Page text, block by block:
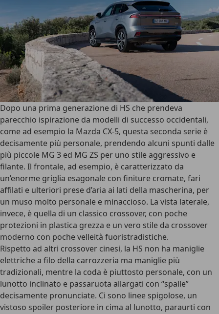
Dopo una prima generazione di HS che prendeva
parecchio ispirazione da modelli di successo occidentali,
come ad esempio la Mazda CX-5, questa seconda serie è
decisamente più personale, prendendo alcuni spunti dalle
più piccole MG 3 ed MG ZS per uno stile aggressivo e
filante. Il frontale, ad esempio, è caratterizzato da
un’enorme griglia esagonale con finiture cromate, fari
affilati e ulteriori prese d’aria ai lati della mascherina, per
un muso molto personale e minaccioso. La vista laterale,
invece, è quella di un classico crossover, con poche
protezioni in plastica grezza e un vero stile da crossover
moderno con poche velleità fuoristradistiche.
Rispetto ad altri crossover cinesi, la HS non ha maniglie
elettriche a filo della carrozzeria ma maniglie più
tradizionali, mentre la coda è piuttosto personale, con un
lunotto inclinato e passaruota allargati con “spalle”
decisamente pronunciate. Ci sono linee spigolose, un
vistoso spoiler posteriore in cima al lunotto, paraurti con